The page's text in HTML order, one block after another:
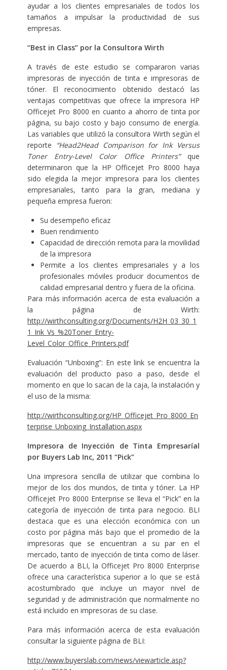
ayudar a los clientes empresariales de todos los
tamaños a impulsar la productividad de sus
empresas.
“Best in Class” por la Consultora Wirth
A través de este estudio se compararon varias
impresoras de inyección de tinta e impresoras de
tóner. El reconocimiento obtenido destacó las
ventajas competitivas que ofrece la impresora HP
Officejet Pro 8000 en cuanto a ahorro de tinta por
página, su bajo costo y bajo consumo de energía.
Las variables que utilizó la consultora Wirth según el
reporte
“Head2Head Comparison for Ink Versus
Toner Entry-Level Color Office Printers”que
determinaron que la HP Officejet Pro 8000 haya
sido elegida la mejor impresora para los clientes
empresariales, tanto para la gran, mediana y
pequeña empresa fueron:
Su desempeño eficaz
Buen rendimiento
Capacidad de dirección remota para la movilidad
de la impresora
Permite a los clientes empresariales y a los
profesionales móviles producir documentos de
calidad empresarial dentro y fuera de la oficina.
Para más información acerca de esta evaluación a
la página de Wirth:
http://wirthconsulting.org/Documents/H2H_03_30_1
1_Ink_Vs_%20Toner_Entry-
Level_Color_Office_Printers.pdf
Evaluación “Unboxing”: En este link se encuentra la
evaluación del producto paso a paso, desde el
momento en que lo sacan de la caja, la instalación y
el uso de la misma:
http://wirthconsulting.org/HP_Officejet_Pro_8000_En
terprise_Unboxing_Installation.aspx
Impresora de Inyección de Tinta Empresaríal
por Buyers Lab Inc, 2011 “Pick”
Una impresora sencilla de utilizar que combina lo
mejor de los dos mundos, de tinta y tóner. La HP
Officejet Pro 8000 Enterprise se lleva el “Pick” en la
categoría de inyección de tinta para negocio. BLI
destaca que es una elección económica con un
costo por página más bajo que el promedio de la
impresoras que se encuentran a su par en el
mercado, tanto de inyección de tinta como de láser.
De acuerdo a BLI, la Officejet Pro 8000 Enterprise
ofrece una característica superior a lo que se está
acostumbrado que incluye un mayor nivel de
seguridad y de administración que normalmente no
está incluido en impresoras de su clase.
Para más información acerca de esta evaluación
consultar la siguiente página de BLI:
http://www.buyerslab.com/news/viewarticle.asp?